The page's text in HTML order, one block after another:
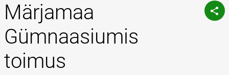
Märjamaa
Gümnaasiumis
toimus